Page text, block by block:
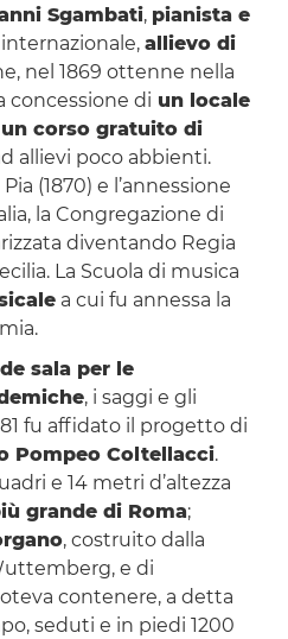
Sgambati, pianista e
allievo di
nel 1869 ottenne nella
concessione di un locale
corso gratuito di
allievi poco abbienti.
(1870) e l’annessione
la Congregazione di
diventando Regia
La Scuola di musica
a cui fu annessa la
sala per le
, i saggi e gli
fu affidato il progetto di
Pompeo Coltellacci.
e 14 metri d’altezza
grande di Roma;
, costruito dalla
e di
contenere, a detta
seduti e in piedi 1200